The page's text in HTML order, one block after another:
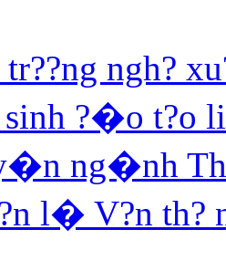
ngh?
sinh ?�o t?o
ng�nh
l� V?n th?